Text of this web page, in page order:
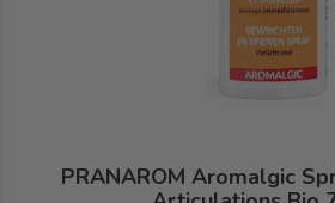
PRANAROM Aromalgic